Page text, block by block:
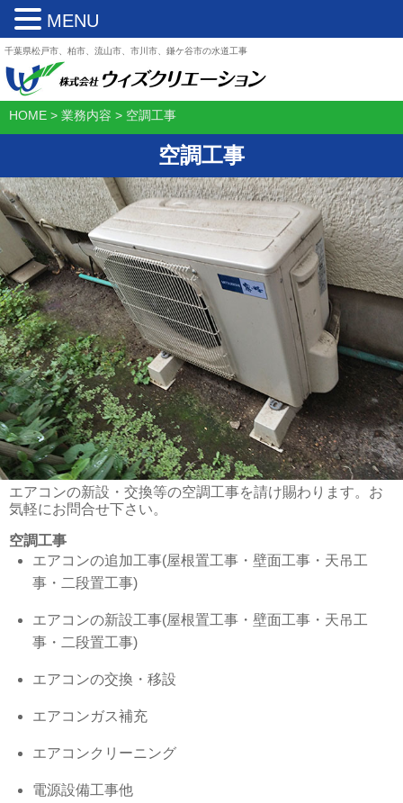
千葉県松戸市、柏市、流山市、市川市、鎌ケ谷市の水道工事
HOME > 業務内容 > 空調工事
空調工事
エアコンの新設・交換等の空調工事を請け賜わります。お
気軽にお問合せ下さい。
空調工事
エアコンの追加工事(屋根置工事・壁面工事・天吊工
事・二段置工事)
エアコンの新設工事(屋根置工事・壁面工事・天吊工
事・二段置工事)
エアコンの交換・移設
エアコンガス補充
エアコンクリーニング
電源設備工事他
MENU